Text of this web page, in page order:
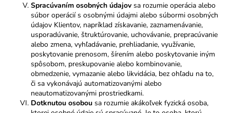
Spracúvaním osobných údajov sa rozumie operácia alebo
súbor operácií s osobnými údajmi alebo súbormi osobných
údajov Klientov, napríklad získavanie, zaznamenávanie,
usporadúvanie, štruktúrovanie, uchovávanie, prepracúvanie
alebo zmena, vyhľadávanie, prehliadanie, využívanie,
poskytovanie prenosom, šírením alebo poskytovanie iným
spôsobom, preskupovanie alebo kombinovanie,
obmedzenie, vymazanie alebo likvidácia, bez ohľadu na to,
či sa vykonávajú automatizovanými alebo
neautomatizovanými prostriedkami.
Dotknutou osobou sa rozumie akákoľvek fyzická osoba,